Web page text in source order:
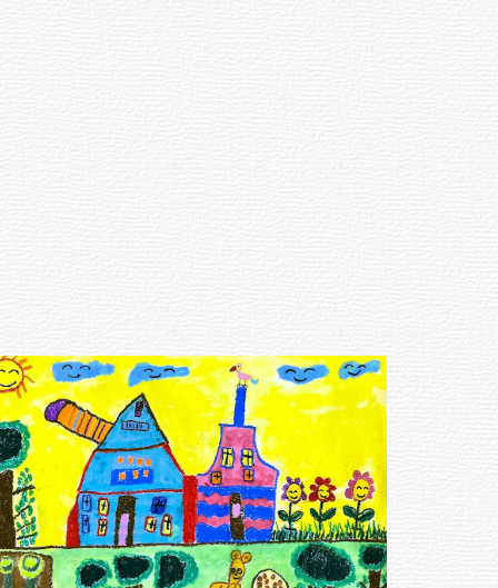
$ 20,000 － $ 30,000
$ 30,000 － $ 50,000
$ 50,000 － $ 80,000
$ 80,000 － $
100,000